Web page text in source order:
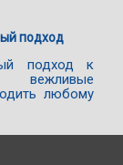
подход
подход к
вежливые
любому